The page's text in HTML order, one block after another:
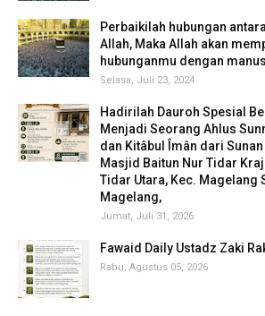
Perbaikilah hubungan
Allah, Maka Allah akan
hubunganmu dengan
Selasa, Juli 23, 2024
Hadirilah Dauroh Spesial
Menjadi Seorang Ahlus
dan Kitâbul Îmân dari
Masjid Baitun Nur Tidar
Tidar Utara, Kec. Magelang
Magelang,
Jumat, Juli 31, 2026
Rabu, Agustus 05, 2026